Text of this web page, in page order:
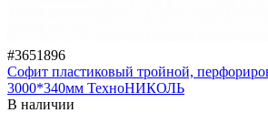
#3651896
Софит пластиковый тройной,
3000*340мм ТехноНИКОЛЬ
В наличии